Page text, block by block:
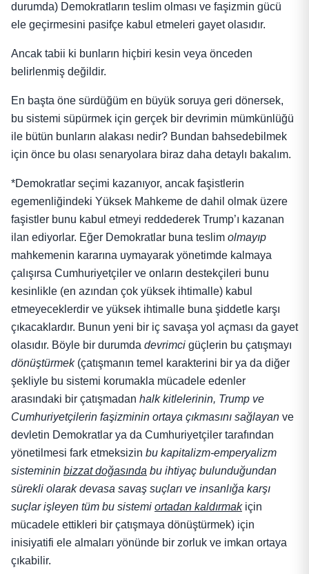
durumda) Demokratların teslim olması ve faşizmin gücü
ele geçirmesini pasifçe kabul etmeleri gayet olasıdır.
Ancak tabii ki bunların hiçbiri kesin veya önceden
belirlenmiş değildir.
En başta öne sürdüğüm en büyük soruya geri dönersek,
bu sistemi süpürmek için gerçek bir devrimin mümkünlüğü
ile bütün bunların alakası nedir? Bundan bahsedebilmek
için önce bu olası senaryolara biraz daha detaylı bakalım.
*Demokratlar seçimi kazanıyor, ancak faşistlerin
egemenliğindeki Yüksek Mahkeme de dahil olmak üzere
faşistler bunu kabul etmeyi reddederek Trump’ı kazanan
ilan ediyorlar. Eğer Demokratlar buna teslim olmayıp
mahkemenin kararına uymayarak yönetimde kalmaya
çalışırsa Cumhuriyetçiler ve onların destekçileri bunu
kesinlikle (en azından çok yüksek ihtimalle) kabul
etmeyeceklerdir ve yüksek ihtimalle buna şiddetle karşı
çıkacaklardır. Bunun yeni bir iç savaşa yol açması da gayet
olasıdır. Böyle bir durumda devrimci güçlerin bu çatışmayı
dönüştürmek(çatışmanın temel karakterini bir ya da diğer
şekliyle bu sistemi korumakla mücadele edenler
arasındaki bir çatışmadan halk kitlelerinin, Trump ve
Cumhuriyetçilerin faşizminin ortaya çıkmasını sağlayan ve
devletin Demokratlar ya da Cumhuriyetçiler tarafından
yönetilmesi fark etmeksizin bu kapitalizm-emperyalizm
sisteminin bizzat doğasında bu ihtiyaç bulunduğundan
sürekli olarak devasa savaş suçları ve insanlığa karşı
suçlar işleyen tüm bu sistemi ortadan kaldırmakiçin
mücadele ettikleri bir çatışmaya dönüştürmek) için
inisiyatifi ele almaları yönünde bir zorluk ve imkan ortaya
çıkabilir.